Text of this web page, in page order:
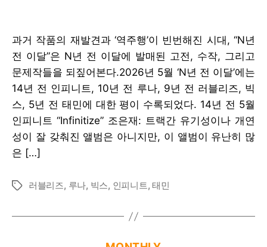
과거 작품의 재발견과 ‘역주행’이 빈번해진 시대, “N년
전 이달”은 N년 전 이달에 발매된 고전, 수작, 그리고
문제작들을 되짚어본다.2026년 5월 ‘N년 전 이달’에는
14년 전 인피니트, 10년 전 루나, 9년 전 러블리즈, 빅
스, 5년 전 태민에 대한 평이 수록되었다. 14년 전 5월
인피니트 “Infinitize” 조은재: 트랙간 유기성이나 개연
성이 잘 갖춰진 앨범은 아니지만, 이 앨범이 유난히 많
은 […]
Tags러블리즈, 루나, 빅스, 인피니트, 태민
Categories